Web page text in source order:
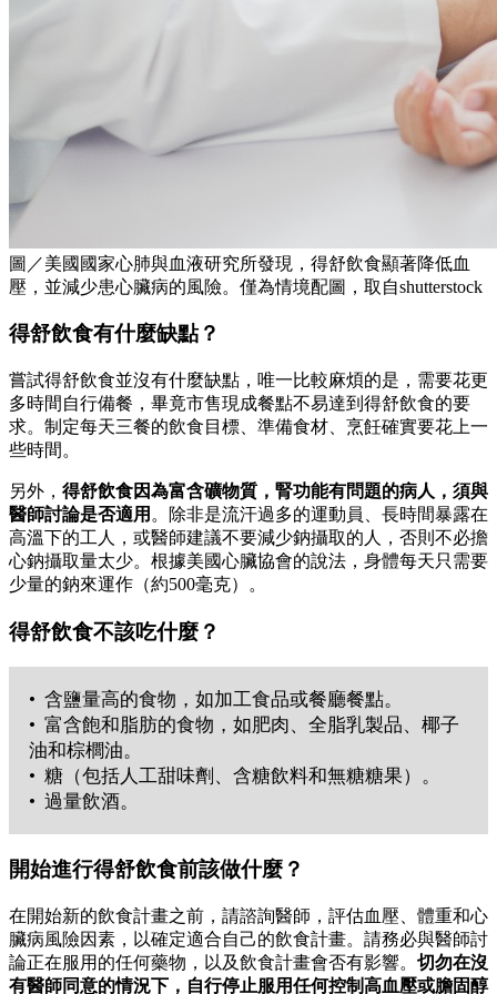
圖／美國國家心肺與血液研究所發現，得舒飲食顯著降低血
壓，並減少患心臟病的風險。僅為情境配圖，取自shutterstock
得舒飲食有什麼缺點？
嘗試得舒飲食並沒有什麼缺點，唯一比較麻煩的是，需要花更
多時間自行備餐，畢竟市售現成餐點不易達到得舒飲食的要
求。制定每天三餐的飲食目標、準備食材、烹飪確實要花上一
些時間。
另外， 得舒飲食因為富含礦物質，腎功能有問題的病人，須與
醫師討論是否適用 。除非是流汗過多的運動員、長時間暴露在
高溫下的工人，或醫師建議不要減少鈉攝取的人，否則不必擔
心鈉攝取量太少。根據美國心臟協會的說法，身體每天只需要
少量的鈉來運作（約500毫克）。
得舒飲食不該吃什麼？
• 含鹽量高的食物，如加工食品或餐廳餐點。
• 富含飽和脂肪的食物，如肥肉、全脂乳製品、椰子
油和棕櫚油。
• 糖（包括人工甜味劑、含糖飲料和無糖糖果）。
• 過量飲酒。
開始進行得舒飲食前該做什麼？
在開始新的飲食計畫之前，請諮詢醫師，評估血壓、體重和心
臟病風險因素，以確定適合自己的飲食計畫。請務必與醫師討
論正在服用的任何藥物，以及飲食計畫會否有影響。 切勿在沒
有醫師同意的情況下，自行停止服用任何控制高血壓或膽固醇